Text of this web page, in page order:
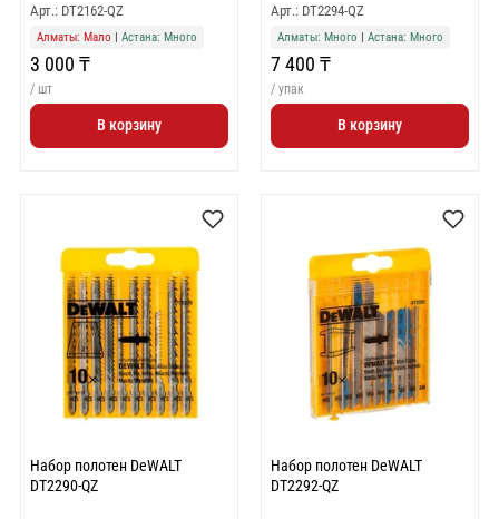
Арт.: DT2162-QZ
Алматы: Мало | Астана: Много
3 000 ₸
/ шт
В корзину
Арт.: DT2294-QZ
Алматы: Много | Астана: Много
7 400 ₸
/ упак
В корзину
Набор полотен DeWALT
DT2290-QZ
Набор полотен DeWALT
DT2292-QZ